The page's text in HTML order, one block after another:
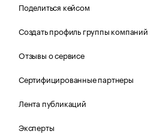
Поделиться кейсом
Создать профиль группы компаний
Отзывы о сервисе
Сертифицированные партнеры
Лента публикаций
Эксперты